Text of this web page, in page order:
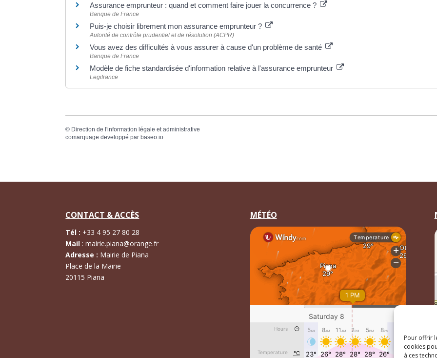
Pour offrir
cookies
à ces
Assurance emprunteur : quand et comment faire jouer la concurrence ?
Banque de France
Puis-je choisir librement mon assurance emprunteur ?
Autorité de contrôle prudentiel et de résolution (ACPR)
Vous avez des difficultés à vous assurer à cause d'un problème de santé
Banque de France
Modèle de fiche standardisée d'information relative à l'assurance emprunteur
Legifrance
© Direction de l'information légale et administrative
comarquage developpé par baseo.io
CONTACT & ACCÈS
Tél : +33 4 95 27 80 28
Mail :mairie.piana@orange.fr
Adresse : Mairie de Piana
Place de la Mairie
20115 Piana
MÉTÉO